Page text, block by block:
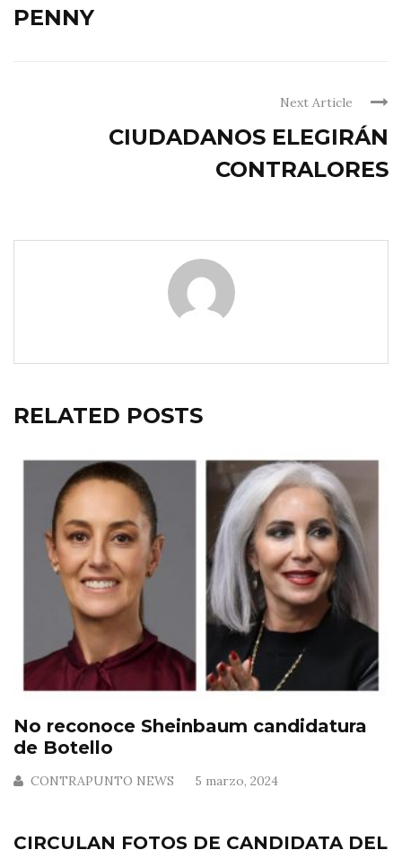
PENNY
Next Article
CIUDADANOS ELEGIRÁN
CONTRALORES
RELATED POSTS
No reconoce Sheinbaum candidatura
de Botello
CONTRAPUNTO NEWS 5 marzo, 2024
CIRCULAN FOTOS DE CANDIDATA DEL